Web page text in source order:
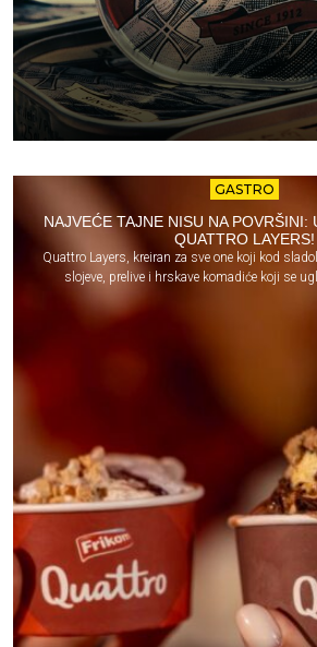
GASTRO
NAJVEĆE TAJNE NISU NA POVRŠINI:
QUATTRO LAYERS!
Quattro Layers, kreiran za sve one koji kod
slojeve, prelive i hrskave komadiće koji se